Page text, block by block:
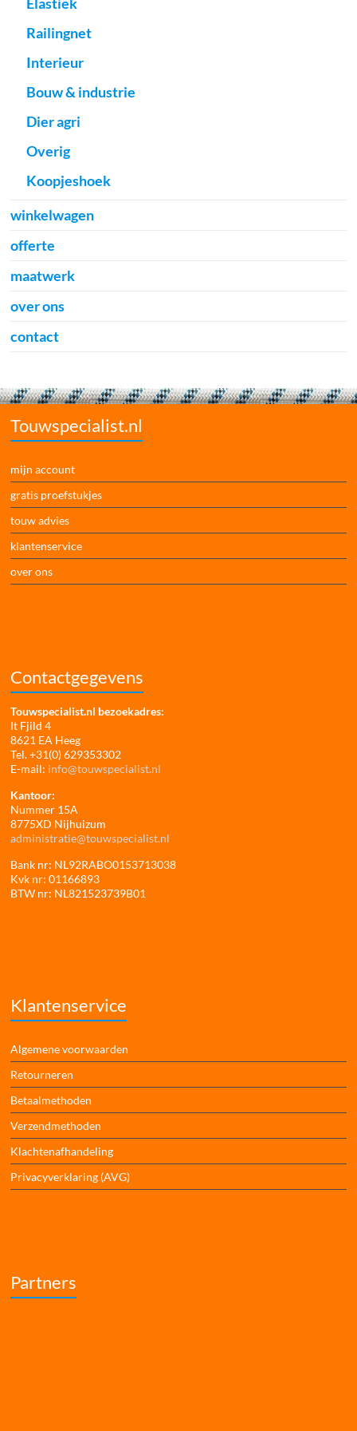
Railingnet
Interieur
Bouw & industrie
Dier agri
Overig
Koopjeshoek
winkelwagen
offerte
maatwerk
over ons
contact
Touwspecialist.nl
mijn account
gratis proefstukjes
touw advies
klantenservice
over ons
Contactgegevens
Touwspecialist.nl bezoekadres:
It Fjild 4
8621 EA Heeg
Tel. +31(0) 629353302
E-mail: info@touwspecialist.nl
Kantoor:
Nummer 15A
8775XD Nijhuizum
administratie@touwspecialist.nl
Bank nr: NL92RABO0153713038
Kvk nr: 01166893
BTW nr: NL821523739B01
Klantenservice
Algemene voorwaarden
Retourneren
Betaalmethoden
Verzendmethoden
Klachtenafhandeling
Privacyverklaring (AVG)
Partners